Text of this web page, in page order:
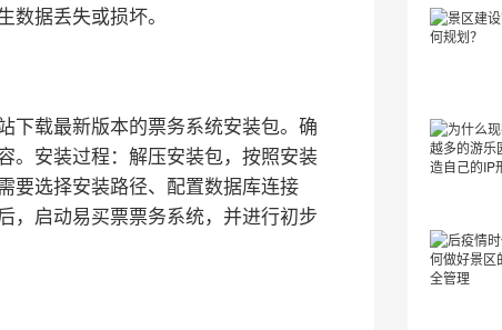
据丢失或损坏。
下载最新版本的票务系统安装包。确
安装过程： 解压安装包，按照安装
要选择安装路径、配置数据库连接
，启动易买票票务系统，并进行初步